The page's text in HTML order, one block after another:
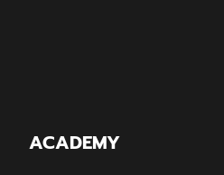
ACADEMY